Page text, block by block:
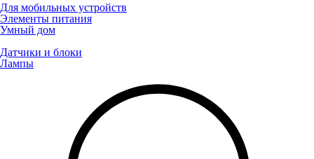
Для мобильных устройств
Элементы питания
Умный дом
Датчики и блоки
Лампы